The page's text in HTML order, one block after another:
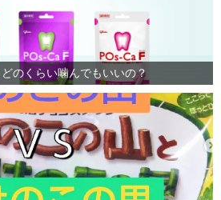
のくらい噛んでもいいの？